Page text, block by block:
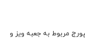
مربوط به جعبه ویز و